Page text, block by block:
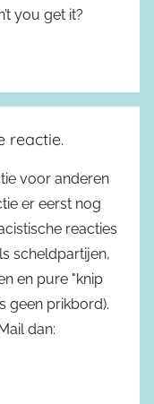
you get it?
reactie.
voor anderen
er eerst nog
reacties
scheldpartijen,
en pure "knip
geen prikbord).
dan: